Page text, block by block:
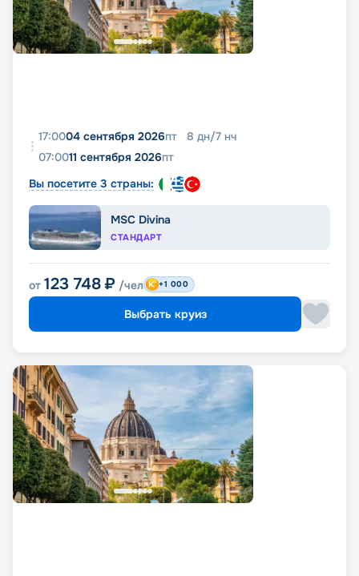
17:0004 сентября 2026пт 8 дн/7 нч
07:0011 сентября 2026пт
Вы посетите 3 страны:
MSC Divina
СТАНДАРТ
от 123 748 ₽ /чел +1 000
Выбрать круиз